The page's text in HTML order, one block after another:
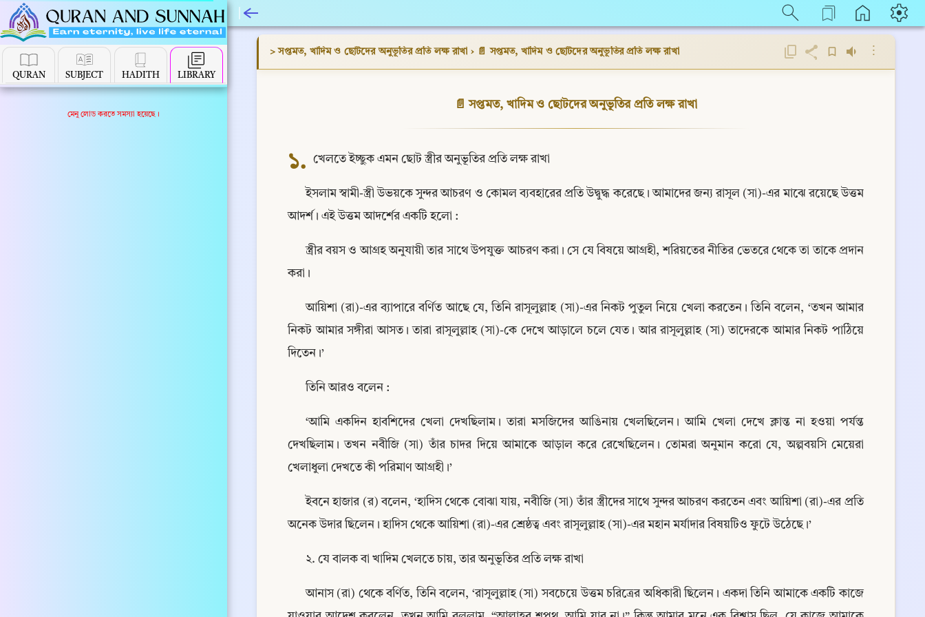
QURAN SUBJECT HADITH LIBRARY
মেনু লোড করতে সমস্যা হয়েছে।
> সপ্তমত, খাদিম ও ছোটদের অনুভূতির প্রতি লক্ষ রাখা › 📄 সপ্তমত, খাদিম ও ছোটদের অনুভূতির প্রতি লক্ষ রাখা ⋮
📄 সপ্তমত, খাদিম ও ছোটদের অনুভূতির প্রতি লক্ষ রাখা
১. খেলতে ইচ্ছুক এমন ছোট স্ত্রীর অনুভূতির প্রতি লক্ষ রাখা
ইসলাম স্বামী-স্ত্রী উভয়কে সুন্দর আচরণ ও কোমল ব্যবহারের প্রতি উদ্বুদ্ধ করেছে। আমাদের জন্য রাসূল (সা)-এর মাঝে রয়েছে উত্তম
আদর্শ। এই উত্তম আদর্শের একটি হলো :
স্ত্রীর বয়স ও আগ্রহ অনুযায়ী তার সাথে উপযুক্ত আচরণ করা। সে যে বিষয়ে আগ্রহী, শরিয়তের নীতির ভেতরে থেকে তা তাকে প্রদান
করা।
আয়িশা (রা)-এর ব্যাপারে বর্ণিত আছে যে, তিনি রাসূলুল্লাহ (সা)-এর নিকট পুতুল নিয়ে খেলা করতেন। তিনি বলেন, ‘তখন আমার
নিকট আমার সঙ্গীরা আসত। তারা রাসূলুল্লাহ (সা)-কে দেখে আড়ালে চলে যেত। আর রাসূলুল্লাহ (সা) তাদেরকে আমার নিকট পাঠিয়ে
দিতেন।’
তিনি আরও বলেন :
‘আমি একদিন হাবশিদের খেলা দেখছিলাম। তারা মসজিদের আঙিনায় খেলছিলেন। আমি খেলা দেখে ক্লান্ত না হওয়া পর্যন্ত
দেখছিলাম। তখন নবীজি (সা) তাঁর চাদর দিয়ে আমাকে আড়াল করে রেখেছিলেন। তোমরা অনুমান করো যে, অল্পবয়সি মেয়েরা
খেলাধুলা দেখতে কী পরিমাণ আগ্রহী।’
ইবনে হাজার (র) বলেন, ‘হাদিস থেকে বোঝা যায়, নবীজি (সা) তাঁর স্ত্রীদের সাথে সুন্দর আচরণ করতেন এবং আয়িশা (রা)-এর প্রতি
অনেক উদার ছিলেন। হাদিস থেকে আয়িশা (রা)-এর শ্রেষ্ঠত্ব এবং রাসূলুল্লাহ (সা)-এর মহান মর্যাদার বিষয়টিও ফুটে উঠেছে।’
২. যে বালক বা খাদিম খেলতে চায়, তার অনুভূতির প্রতি লক্ষ রাখা
আনাস (রা) থেকে বর্ণিত, তিনি বলেন, ‘রাসূলুল্লাহ (সা) সবচেয়ে উত্তম চরিত্রের অধিকারী ছিলেন। একদা তিনি আমাকে একটি কাজে